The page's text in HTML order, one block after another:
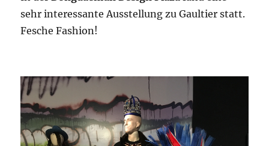
sehr interessante Ausstellung zu Gaultier statt.
Fesche Fashion!